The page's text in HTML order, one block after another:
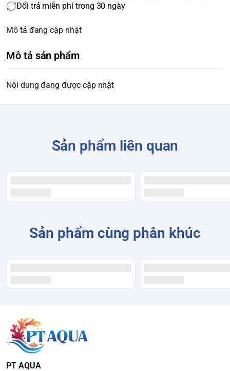
Đổi trả miễn phí trong 30 ngày
Mô tả đang cập nhật
Mô tả sản phẩm
Nội dung đang được cập nhật
Sản phẩm liên quan
Sản phẩm cùng phân khúc
PT AQUA